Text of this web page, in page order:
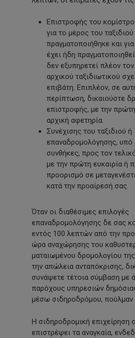
Επιστροφής του
για το μέρος του
πραγματοποιήθηκε και
έχει ήδη
δεν εξυπηρετεί πλέον
αρχικού ταξιδιωτικού
επιβάτη. Επιπλέον, σε
περίπτωση, δικαιούστε
επιστροφής, με την
αρχική αφετηρία.
Συνέχισης του ταξιδιού ή
επαναδρομολόγησης, υπό
συνθήκες, προς τον
με την πρώτη ευκαιρία ή
προορισμό σε
κατά την προαίρεσή σας.
Όταν οι διαθέσιμες επιλογές
επαναδρομολόγησης δε σας
εντός 100 λεπτών από την
ώρα αναχώρησης του
ματαιωμένου δρομολογίου
την απώλεια ανταπόκρισης,
συνάψετε τέτοια σύμβαση με
παρόχους υπηρεσιών
μέσω σιδηροδρόμου,
Η σιδηροδρομική επιχείρηση
επιστρέψει τα αναγκαία,